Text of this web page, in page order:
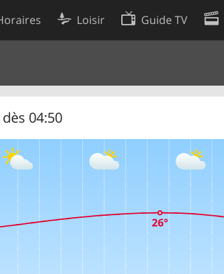
Loisir Guide TV
04:50
Préférences de cookies